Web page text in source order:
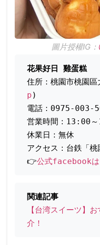
圖片授權IG：
花果好日 雞蛋糕
住所：桃園市桃園
p )
電話：0975-003-
営業時間：13:00
休業日：無休
アクセス：台鉄「
👉公式facebookは
関連記事
【台湾スイーツ】
介！